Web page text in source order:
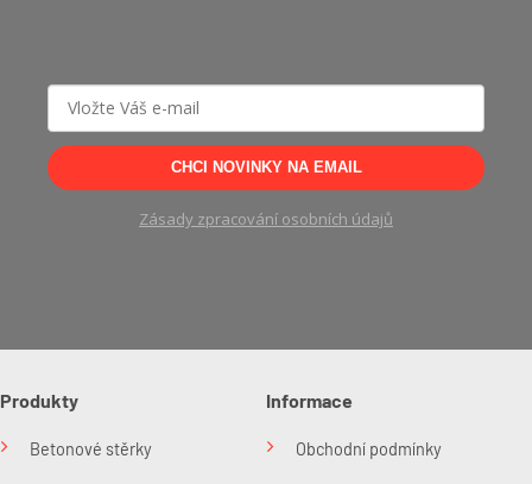
CHCI NOVINKY NA EMAIL
Zásady zpracování osobních údajů
Produkty
Betonové stěrky
Informace
Obchodní podmínky